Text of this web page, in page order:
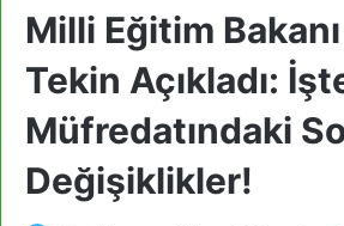
Milli Eğitim
Tekin Açıkladı:
Müfredatındaki
Değişiklikler!